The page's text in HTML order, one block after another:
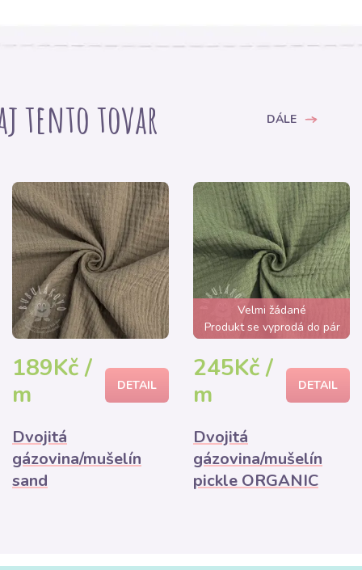
tento tovar DÁLE
189Kč /
m
DETAIL
Dvojitá
gázovina/mušelín
sand
Velmi žádané
Produkt se vyprodá do pár
hodin
245Kč /
m
DETAIL
Dvojitá
gázovina/mušelín
pickle ORGANIC